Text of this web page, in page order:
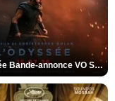
L'Odyssée Bande-annonce VO STFR